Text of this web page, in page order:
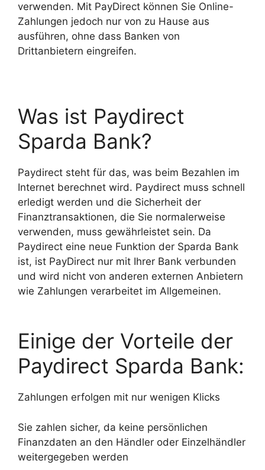
verwenden. Mit PayDirect können Sie Online-
Zahlungen jedoch nur von zu Hause aus
ausführen, ohne dass Banken von
Drittanbietern eingreifen.
Was ist Paydirect
Sparda Bank?
Paydirect steht für das, was beim Bezahlen im
Internet berechnet wird. Paydirect muss schnell
erledigt werden und die Sicherheit der
Finanztransaktionen, die Sie normalerweise
verwenden, muss gewährleistet sein. Da
Paydirect eine neue Funktion der Sparda Bank
ist, ist PayDirect nur mit Ihrer Bank verbunden
und wird nicht von anderen externen Anbietern
wie Zahlungen verarbeitet im Allgemeinen.
Einige der Vorteile der
Paydirect Sparda Bank:
Zahlungen erfolgen mit nur wenigen Klicks
Sie zahlen sicher, da keine persönlichen
Finanzdaten an den Händler oder Einzelhändler
weitergegeben werden